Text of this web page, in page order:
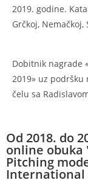
2019. godine.
Grčkoj, Nemačkoj,
Dobitnik nagrade
2019» uz podršku
čelu sa
Od 2018. do
online obuka
Pitching
International